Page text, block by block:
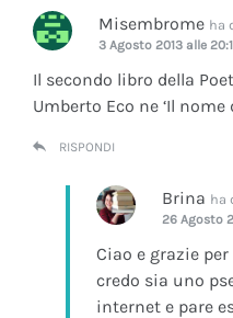
Misembrome ha
3 Agosto 2013 alle
Il secondo libro della
Umberto Eco ne ‘Il nome
RISPONDI
Brina ha
26 Agosto
Ciao e grazie
credo sia uno
internet e pare